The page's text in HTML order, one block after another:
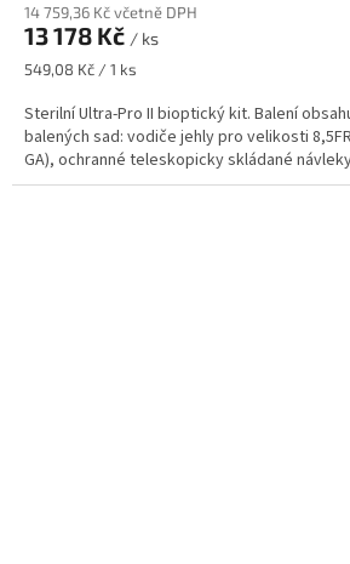
14 759,36 Kč včetně DPH
13 178 Kč / ks
Měrná
549,08 Kč / 1 ks
Sterilní Ultra-Pro II bioptický kit. Balení
balených sad: vodiče jehly pro velikosti
GA), ochranné teleskopicky skládané